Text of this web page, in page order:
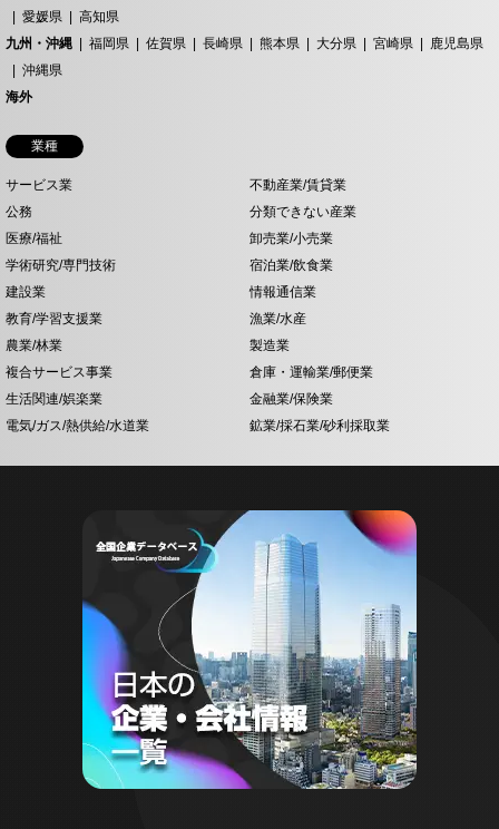
愛媛県
高知県
九州・沖縄
福岡県 佐賀県 長崎県 熊本県 大分県 宮崎県
鹿児島県
沖縄県
海外
業種
サービス業
不動産業/賃貸業
公務
分類できない産業
医療/福祉
卸売業/小売業
学術研究/専門技術
宿泊業/飲食業
建設業
情報通信業
教育/学習支援業
漁業/水産
農業/林業
製造業
複合サービス事業
倉庫・運輸業/郵便業
生活関連/娯楽業
金融業/保険業
電気/ガス/熱供給/水道業
鉱業/採石業/砂利採取業